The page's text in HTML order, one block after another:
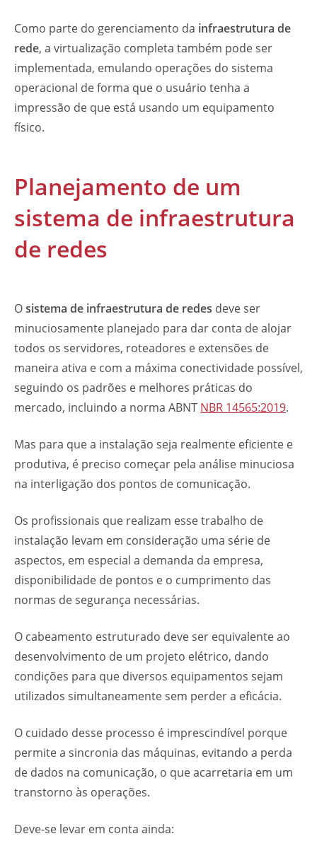
Como parte do gerenciamento da infraestrutura de
rede, a virtualização completa também pode ser
implementada, emulando operações do sistema
operacional de forma que o usuário tenha a
impressão de que está usando um equipamento
físico.
Planejamento de um
sistema de infraestrutura
de redes
Osistema de infraestrutura de redes deve ser
minuciosamente planejado para dar conta de alojar
todos os servidores, roteadores e extensões de
maneira ativa e com a máxima conectividade possível,
seguindo os padrões e melhores práticas do
mercado, incluindo a norma ABNT NBR 14565:2019.
Mas para que a instalação seja realmente eficiente e
produtiva, é preciso começar pela análise minuciosa
na interligação dos pontos de comunicação.
Os profissionais que realizam esse trabalho de
instalação levam em consideração uma série de
aspectos, em especial a demanda da empresa,
disponibilidade de pontos e o cumprimento das
normas de segurança necessárias.
O cabeamento estruturado deve ser equivalente ao
desenvolvimento de um projeto elétrico, dando
condições para que diversos equipamentos sejam
utilizados simultaneamente sem perder a eficácia.
O cuidado desse processo é imprescindível porque
permite a sincronia das máquinas, evitando a perda
de dados na comunicação, o que acarretaria em um
transtorno às operações.
Deve-se levar em conta ainda: